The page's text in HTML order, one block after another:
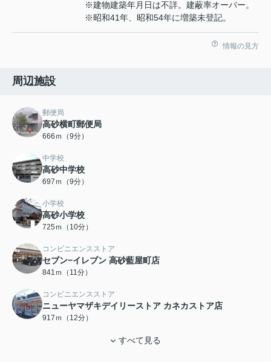
※建物建築年月日は不詳。建蔽率オーバー。
※昭和41年、昭和54年に増築未登記。
情報の見方
周辺施設
郵便局
高砂横町郵便局
666ｍ（9分）
中学校
高砂中学校
697ｍ（9分）
小学校
高砂小学校
725ｍ（10分）
コンビニエンスストア
セブン−イレブン 高砂藍屋町店
841ｍ（11分）
コンビニエンスストア
ニューヤマザキデイリーストア カネカストア店
917ｍ（12分）
すべて見る